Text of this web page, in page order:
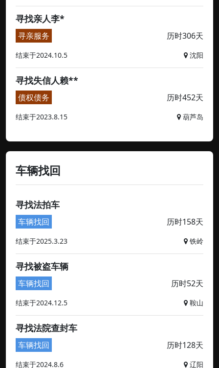
寻找亲人李*
寻亲服务 历时306天
结束于2024.10.5 沈阳
寻找失信人赖**
债权债务 历时452天
结束于2023.8.15 葫芦岛
车辆找回
寻找法拍车
车辆找回 历时158天
结束于2025.3.23 铁岭
寻找被盗车辆
车辆找回 历时52天
结束于2024.12.5 鞍山
寻找法院查封车
车辆找回 历时128天
结束于2024.8.6 辽阳